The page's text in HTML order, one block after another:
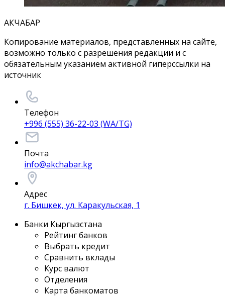
АКЧАБАР
Копирование материалов, представленных на сайте,
возможно только с разрешения редакции и с
обязательным указанием активной гиперссылки на
источник
Телефон
+996 (555) 36-22-03 (WA/TG)
Почта
info@akchabar.kg
Адрес
г. Бишкек, ул. Каракульская, 1
Банки Кыргызстана
Рейтинг банков
Выбрать кредит
Сравнить вклады
Курс валют
Отделения
Карта банкоматов